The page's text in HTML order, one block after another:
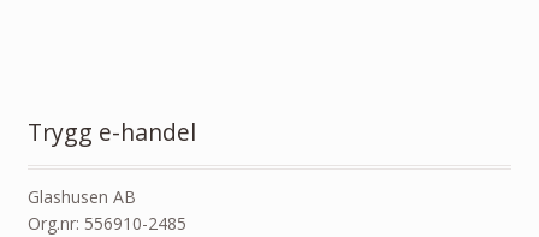
Trygg e-handel
Glashusen AB
Org.nr: 556910-2485